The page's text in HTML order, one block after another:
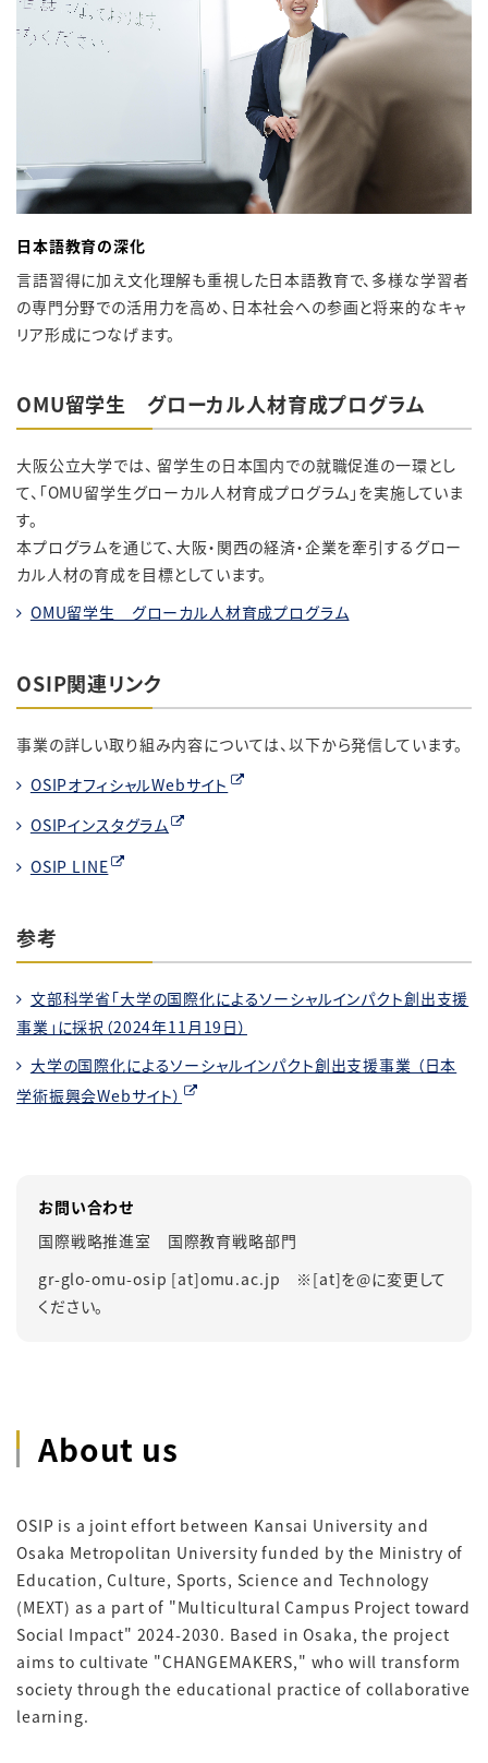
日本語教育の深化
言語習得に加え文化理解も重視した日本語教育で、 多様な学習者
の専門分野での活用力を高め、 日本社会への参画と将来的なキャ
リア形成につなげます。
OMU留学生 グローカル人材育成プログラム
大阪公立大学では、 留学生の日本国内での就職促進の一環とし
て、「OMU留学生グローカル人材育成プログラム」を実施していま
す。
本プログラムを通じて、大阪・関西の経済・企業を牽引するグロー
カル人材の育成を目標としています。
OMU留学生 グローカル人材育成プログラム
OSIP関連リンク
事業の詳しい取り組み内容については、以下から発信しています。
OSIPオフィシャルWebサイト
OSIPインスタグラム
OSIP LINE
参考
文部科学省「大学の国際化によるソーシャルインパクト創出支援
事業」に採択（2024年11月19日）
大学の国際化によるソーシャルインパクト創出支援事業 （日本
学術振興会Webサイト）
お問い合わせ
国際戦略推進室 国際教育戦略部門
gr-glo-omu-osip [at]omu.ac.jp ※[at]を@に変更して
ください。
About us
OSIP is a joint effort between Kansai University and
Osaka Metropolitan University funded by the Ministry of
Education, Culture, Sports, Science and Technology
(MEXT) as a part of "Multicultural Campus Project toward
Social Impact" 2024-2030. Based in Osaka, the project
aims to cultivate "CHANGEMAKERS," who will transform
society through the educational practice of collaborative
learning.